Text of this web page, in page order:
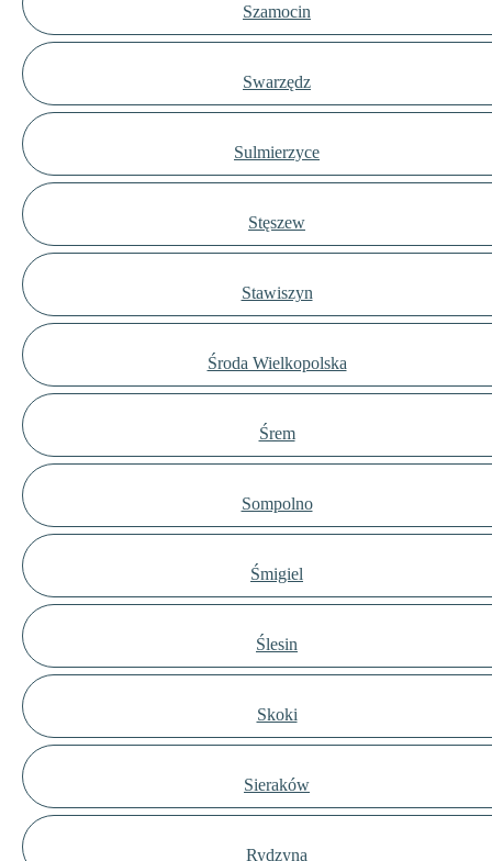
Szamocin
Swarzędz
Sulmierzyce
Stęszew
Stawiszyn
Środa Wielkopolska
Śrem
Sompolno
Śmigiel
Ślesin
Skoki
Sieraków
Rydzyna